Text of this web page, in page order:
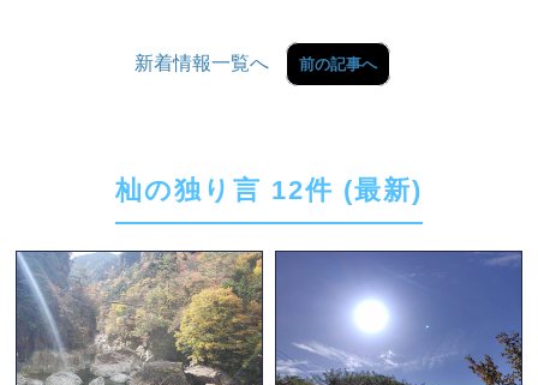
新着情報一覧へ 前の記事へ
杣の独り言 12件 (最新)